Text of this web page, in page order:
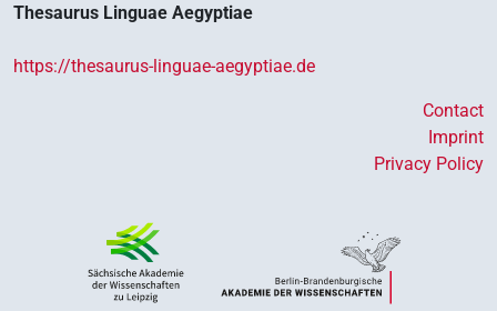
Thesaurus Linguae Aegyptiae
https://thesaurus-linguae-aegyptiae.de
Contact
Imprint
Privacy Policy